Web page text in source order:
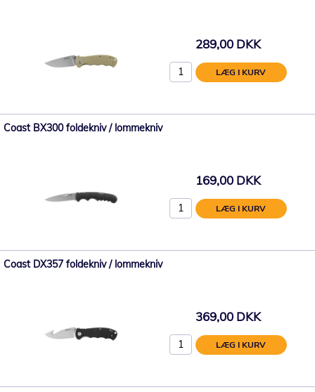
289,00 DKK
LÆG I KURV
Coast BX300 foldekniv / lommekniv
169,00 DKK
LÆG I KURV
Coast DX357 foldekniv / lommekniv
369,00 DKK
LÆG I KURV